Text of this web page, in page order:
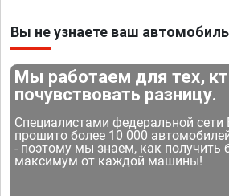
Вы не узнаете ваш
Мы работаем для тех,
почувствовать разницу.
Специалистами федеральной
прошито более 10 000
- поэтому мы знаем, как получить
максимум от каждой машины!